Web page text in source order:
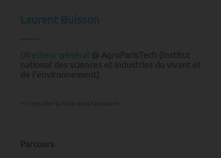
Laurent Buisson
Directeur général
Parcours